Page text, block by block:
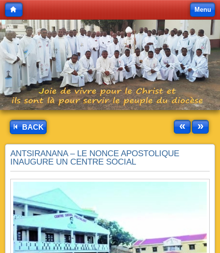
Menu
BACK « »
ANTSIRANANA – LE NONCE APOSTOLIQUE
INAUGURE UN CENTRE SOCIAL